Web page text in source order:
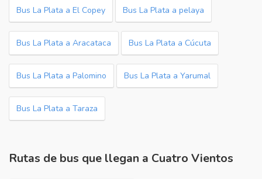
Bus La Plata a El Copey Bus La Plata a pelaya
Bus La Plata a Aracataca Bus La Plata a Cúcuta
Bus La Plata a Palomino Bus La Plata a Yarumal
Bus La Plata a Taraza
Rutas de bus que llegan a Cuatro Vientos